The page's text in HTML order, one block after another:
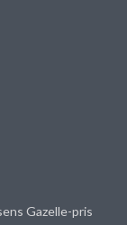
Gazelle-pris